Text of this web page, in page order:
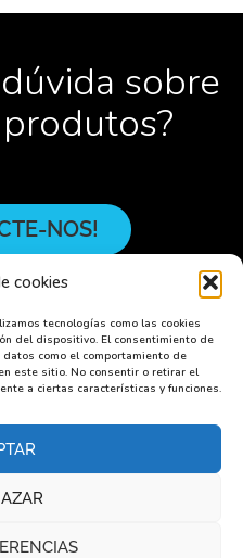
cookies
tecnologías como las cookies
del dispositivo. El consentimiento de
como el comportamiento de
este sitio. No consentir o retirar el
a ciertas características y funciones.
sobre
NOS!
mundoPlicodo